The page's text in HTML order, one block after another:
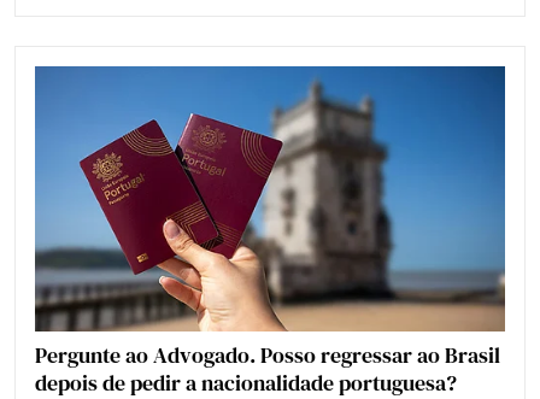
Pergunte ao Advogado. Posso regressar ao Brasil
depois de pedir a nacionalidade portuguesa?